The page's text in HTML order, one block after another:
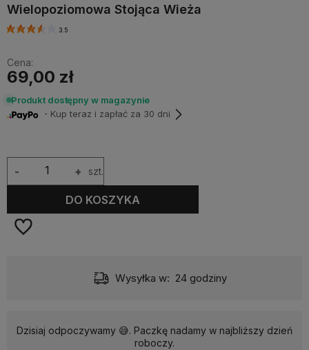
Wielopoziomowa Stojąca Wieża
3.5
Cena:
69,00 zł
Produkt dostępny w magazynie
・Kup teraz i zapłać za 30 dni
+
- szt.
DO KOSZYKA
Dostawa: od 9,90 zł - InPost Paczkomat 24/7
Dzisiaj odpoczywamy 😅. Paczkę nadamy w najbliższy dzień
roboczy.